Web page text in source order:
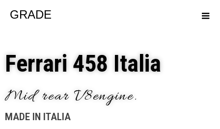
GRADE
Ferrari 458 Italia
Mid rear V8engine.
MADE IN ITALIA